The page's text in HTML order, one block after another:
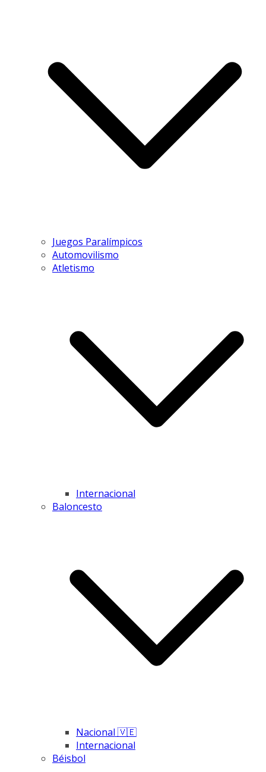
Juegos Paralímpicos
Automovilismo
Atletismo
Internacional
Baloncesto
Nacional 🇻🇪
Internacional
Béisbol